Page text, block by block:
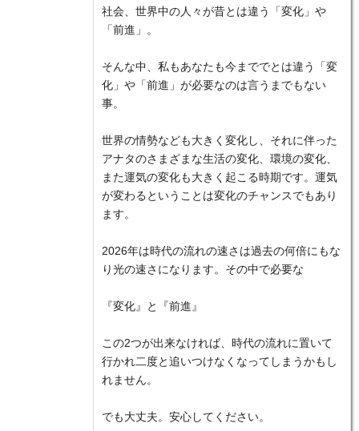
社会、世界中の人々が昔とは違う「変化」や
「前進」。
そんな中、私もあなたも今まででとは違う「変
化」や「前進」が必要なのは言うまでもない
事。
世界の情勢なども大きく変化し、それに伴った
アナタのさまざまな生活の変化、環境の変化、
また運気の変化も大きく起こる時期です。運気
が変わるということは変化のチャンスでもあり
ます。
2026年は時代の流れの速さは過去の何倍にもな
り光の速さになります。その中で必要な
『変化』と『前進』
この2つが出来なければ、時代の流れに置いて
行かれ二度と追いつけなくなってしまうかもし
れません。
でも大丈夫。安心してください。